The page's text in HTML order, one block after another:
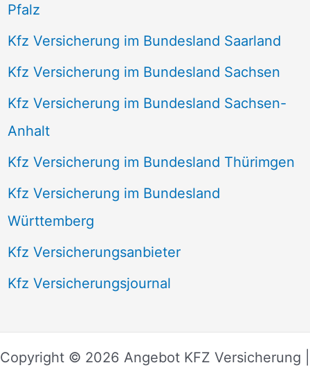
Pfalz
Kfz Versicherung im Bundesland Saarland
Kfz Versicherung im Bundesland Sachsen
Kfz Versicherung im Bundesland Sachsen-
Anhalt
Kfz Versicherung im Bundesland Thürimgen
Kfz Versicherung im Bundesland
Württemberg
Kfz Versicherungsanbieter
Kfz Versicherungsjournal
Copyright © 2026 Angebot KFZ Versicherung |